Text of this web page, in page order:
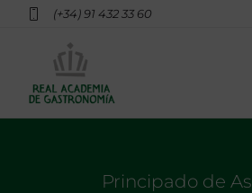
(+34) 91 432 33 60
Principado de